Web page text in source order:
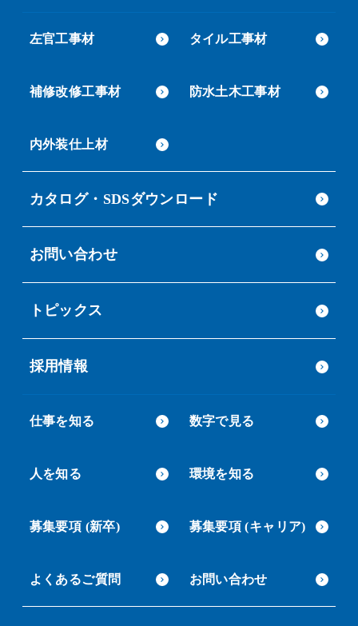
左官工事材 タイル工事材
補修改修工事材 防水土木工事材
内外装仕上材
カタログ・SDSダウンロード
お問い合わせ
トピックス
採用情報
仕事を知る 数字で見る
人を知る 環境を知る
募集要項 (新卒) 募集要項 (キャリア)
よくあるご質問 お問い合わせ